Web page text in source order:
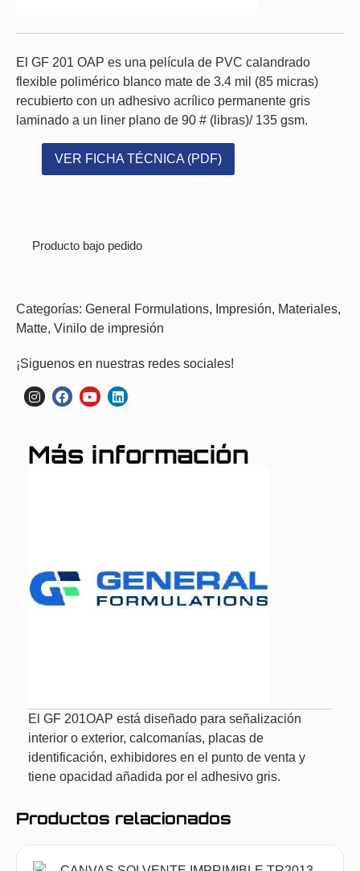
El GF 201 OAP es una película de PVC calandrado
flexible polimérico blanco mate de 3.4 mil (85 micras)
recubierto con un adhesivo acrílico permanente gris
laminado a un liner plano de 90 # (libras)/ 135 gsm.
VER FICHA TÉCNICA (PDF)
Producto bajo pedido
Categorías: General Formulations, Impresión, Materiales,
Matte, Vinilo de impresión
¡Siguenos en nuestras redes sociales!
Más información
El GF 201OAP está diseñado para señalización
interior o exterior, calcomanías, placas de
identificación, exhibidores en el punto de venta y
tiene opacidad añadida por el adhesivo gris.
Productos relacionados